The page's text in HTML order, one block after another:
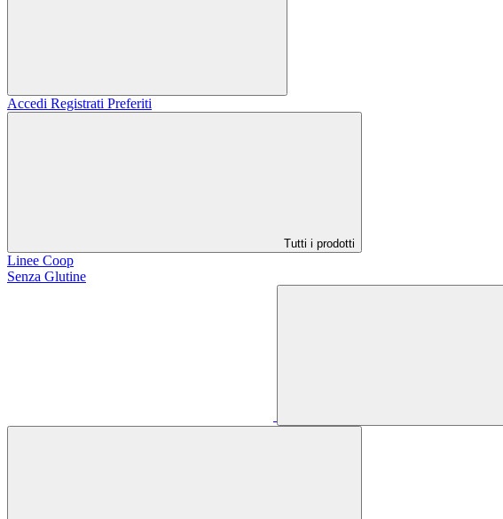
Accedi Registrati Preferiti
Tutti i prodotti
Linee Coop
Senza Glutine